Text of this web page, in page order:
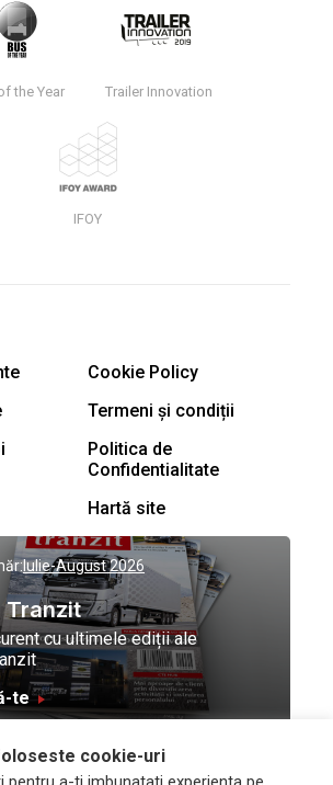
the Year Trailer Innovation
IFOY
Cookie Policy
Termeni și condiții
Politica de
Confidentialitate
Hartă site
Iulie-August 2026
Tranzit
cu ultimele ediții ale
te
Design by
cookie-uri